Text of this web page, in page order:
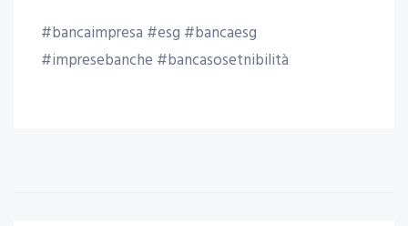
#bancaimpresa #esg #bancaesg
#impresebanche #bancasosetnibilità